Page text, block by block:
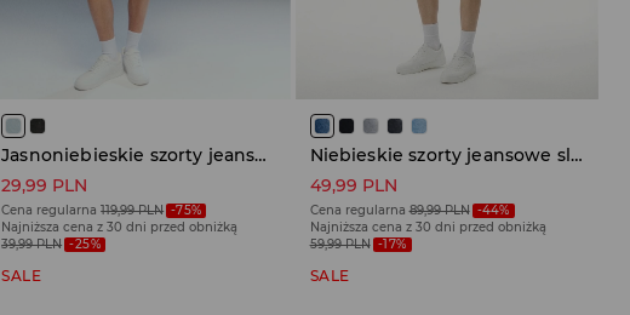
Jasnoniebieskie szorty jeansowe na gumce
29,99 PLN
Cena regularna 119,99 PLN -75%
Najniższa cena z 30 dni przed obniżką
39,99 PLN -25%
SALE
Niebieskie szorty jeansowe slim fit z efektem sprania
49,99 PLN
Cena regularna 89,99 PLN -44%
Najniższa cena z 30 dni przed obniżką
59,99 PLN -17%
SALE